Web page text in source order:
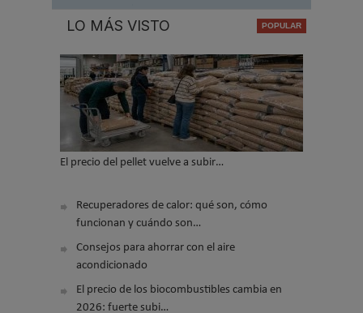
LO MÁS VISTO
El precio del pellet vuelve a subir…
Recuperadores de calor: qué son, cómo
funcionan y cuándo son…
Consejos para ahorrar con el aire
acondicionado
El precio de los biocombustibles cambia en
2026: fuerte subi…